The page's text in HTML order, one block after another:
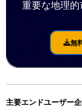
重要な地理
無
主要エンドユーザー企